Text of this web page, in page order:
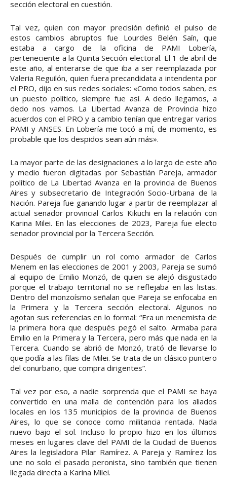
sección electoral en cuestión.
Tal vez, quien con mayor precisión definió el pulso de
estos cambios abruptos fue Lourdes Belén Saín, que
estaba a cargo de la oficina de PAMI Lobería,
perteneciente a la Quinta Sección electoral. El 1 de abril de
este año, al enterarse de que iba a ser reemplazada por
Valeria Reguilón, quien fuera precandidata a intendenta por
el PRO, dijo en sus redes sociales: «Como todos saben, es
un puesto político, siempre fue así. A dedo llegamos, a
dedo nos vamos. La Libertad Avanza de Provincia hizo
acuerdos con el PRO y a cambio tenían que entregar varios
PAMI y ANSES. En Lobería me tocó a mí, de momento, es
probable que los despidos sean aún más».
La mayor parte de las designaciones a lo largo de este año
y medio fueron digitadas por Sebastián Pareja, armador
político de La Libertad Avanza en la provincia de Buenos
Aires y subsecretario de Integración Socio-Urbana de la
Nación. Pareja fue ganando lugar a partir de reemplazar al
actual senador provincial Carlos Kikuchi en la relación con
Karina Milei. En las elecciones de 2023, Pareja fue electo
senador provincial por la Tercera Sección.
Después de cumplir un rol como armador de Carlos
Menem en las elecciones de 2001 y 2003, Pareja se sumó
al equipo de Emilio Monzó, de quien se alejó disgustado
porque el trabajo territorial no se reflejaba en las listas.
Dentro del monzoísmo señalan que Pareja se enfocaba en
la Primera y la Tercera sección electoral. Algunos no
agotan sus referencias en lo formal: “Era un menemista de
la primera hora que después pegó el salto. Armaba para
Emilio en la Primera y la Tercera, pero más que nada en la
Tercera. Cuando se abrió de Monzó, trató de llevarse lo
que podía a las filas de Milei. Se trata de un clásico puntero
del conurbano, que compra dirigentes”.
Tal vez por eso, a nadie sorprenda que el PAMI se haya
convertido en una malla de contención para los aliados
locales en los 135 municipios de la provincia de Buenos
Aires, lo que se conoce como militancia rentada. Nada
nuevo bajo el sol. Incluso lo propio hizo en los últimos
meses en lugares clave del PAMI de la Ciudad de Buenos
Aires la legisladora Pilar Ramírez. A Pareja y Ramírez los
une no solo el pasado peronista, sino también que tienen
llegada directa a Karina Milei.